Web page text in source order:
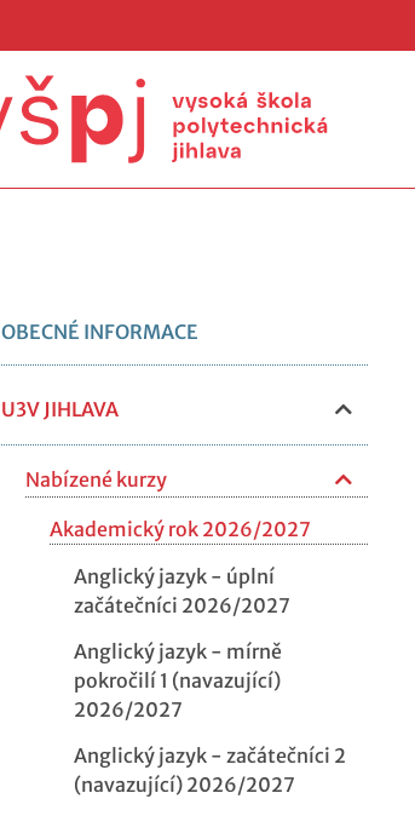
OBECNÉ INFORMACE
U3V JIHLAVA
Nabízené kurzy
Akademický rok 2026/2027
Anglický jazyk - úplní
začátečníci 2026/2027
Anglický jazyk - mírně
pokročilí 1 (navazující)
2026/2027
Anglický jazyk - začátečníci 2
(navazující) 2026/2027